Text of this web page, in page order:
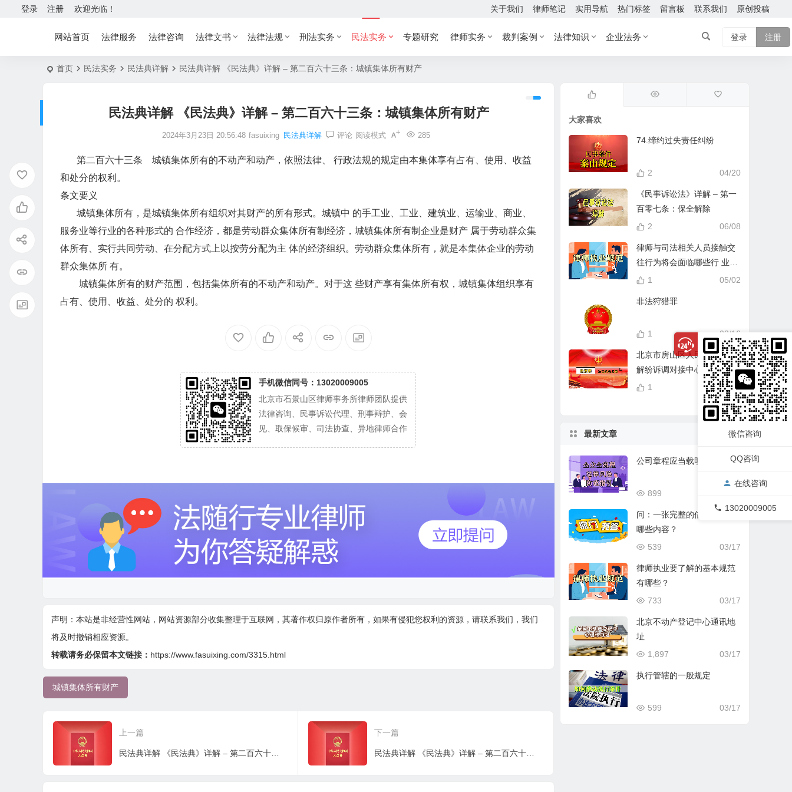
欢迎光临！
登录 注册 关于我们 律师笔记 实用导航 热门标签 留言板 联系我们 原创投稿
网站首页 法律服务 法律咨询 法律文书 法律法规 刑法实务 民法实务 专题研究 律师实务 裁判案例 法律知识 企业法务 登录 注册
首页 民法实务 民法典详解 民法典详解 《民法典》详解 – 第二百六十三条：城镇集体所有财产
民法典详解 《民法典》详解 – 第二百六十三条：城镇集体所有财产
2024年3月23日 20:56:48 fasuixing 民法典详解 评论 285
阅读模式
第二百六十三条 城镇集体所有的不动产和动产，依照法律、 行政法规的规定由本集体享有占有、使用、收益
和处分的权利。
条文要义
城镇集体所有，是城镇集体所有组织对其财产的所有形式。城镇中 的手工业、工业、建筑业、运输业、商业、
服务业等行业的各种形式的 合作经济，都是劳动群众集体所有制经济，城镇集体所有制企业是财产 属于劳动群众集
体所有、实行共同劳动、在分配方式上以按劳分配为主 体的经济组织。劳动群众集体所有，就是本集体企业的劳动
群众集体所 有。
城镇集体所有的财产范围，包括集体所有的不动产和动产。对于这 些财产享有集体所有权，城镇集体组织享有
占有、使用、收益、处分的 权利。
手机微信同号：13020009005
北京市石景山区律师事务所律师团队提供
法律咨询、民事诉讼代理、刑事辩护、会
见、取保候审、司法协查、异地律师合作
声明：本站是非经营性网站，网站资源部分收集整理于互联网，其著作权归原作者所有，如果有侵犯您权利的资源，请联系我们，我们
将及时撤销相应资源。
转载请务必保留本文链接： https://www.fasuixing.com/3315.html
城镇集体所有财产
上一篇
民法典详解 《民法典》详解 – 第二百六十二条：农民集体所有财产归属及重大事项集体决定
下一篇
民法典详解 《民法典》详解 – 第二百六十四条：集体经济组织公布集体财产
大家喜欢
74.缔约过失责任纠纷
04/20
2
《民事诉讼法》详解 – 第一
百零七条：保全解除
06/08
2
律师与司法相关人员接触交
往行为将会面临哪些行 业处
分？
05/02
1
非法狩猎罪
03/16
1
北京市房山区人民法院多元
解纷诉调对接中心
04/14
1
最新文章
公司章程应当载明的事项
899
问：一张完整的借条应该有
哪些内容？
03/17
539
律师执业要了解的基本规范
有哪些？
03/17
733
北京不动产登记中心通讯地
址
03/17
1,897
执行管辖的一般规定
03/17
599
微信咨询
QQ咨询
在线咨询
13020009005